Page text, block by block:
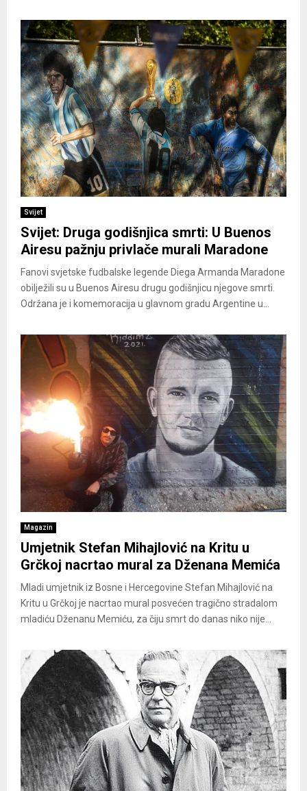
Svijet
Svijet: Druga godišnjica smrti: U Buenos
Airesu pažnju privlače murali Maradone
Fanovi svjetske fudbalske legende Diega Armanda Maradone
obilježili su u Buenos Airesu drugu godišnjicu njegove smrti.
Održana je i komemoracija u glavnom gradu Argentine u...
Magazin
Umjetnik Stefan Mihajlović na Kritu u
Grčkoj nacrtao mural za Dženana Memića
Mladi umjetnik iz Bosne i Hercegovine Stefan Mihajlović na
Kritu u Grčkoj je nacrtao mural posvećen tragično stradalom
mladiću Dženanu Memiću, za čiju smrt do danas niko nije...